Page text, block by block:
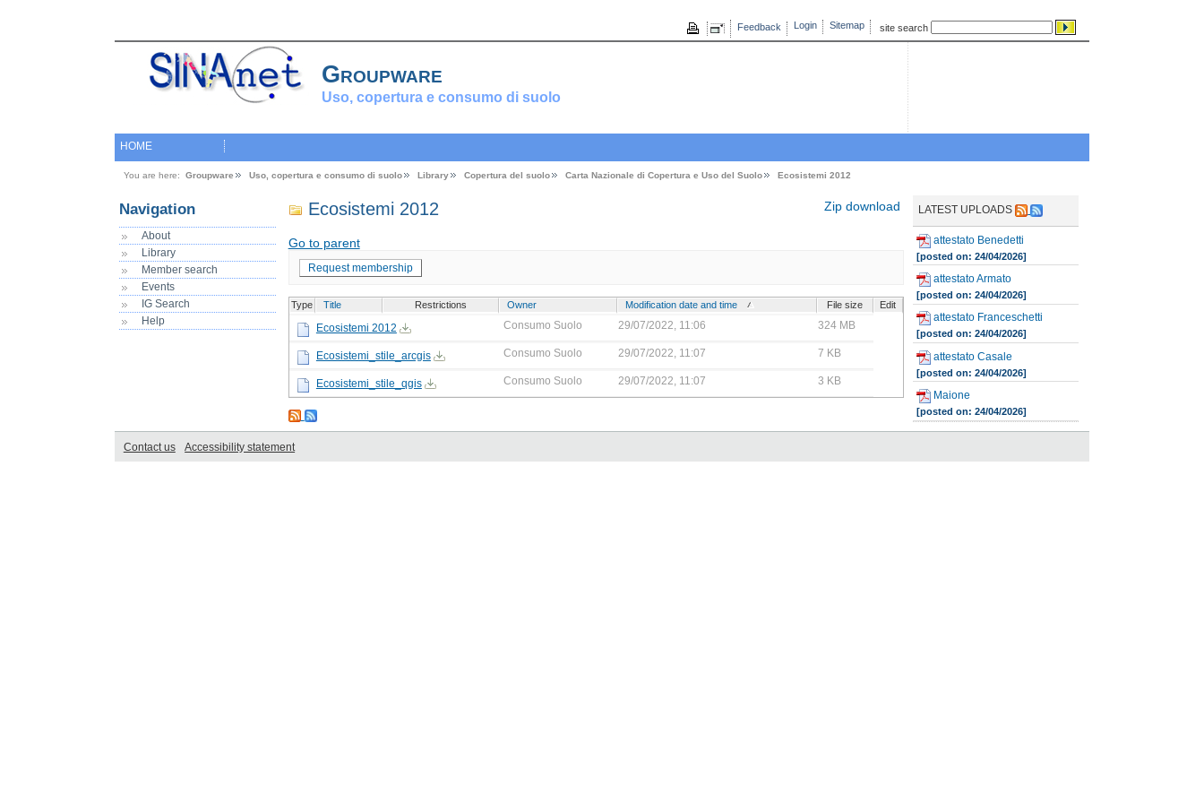
site search
Login Sitemap
Feedback
Groupware
Uso, copertura e consumo di suolo
HOME
You are here: Groupware Uso, copertura e consumo di suolo Library Copertura del suolo Carta Nazionale di Copertura e Uso del Suolo Ecosistemi 2012
Navigation
About
Library
Member search
Events
IG Search
Help
Ecosistemi 2012 Zip download
Go to parent
Request membership
Type Title Restrictions Owner Modification date and time File size Edit
Ecosistemi 2012 Consumo Suolo 29/07/2022, 11:06 324 MB
Ecosistemi_stile_arcgis Consumo Suolo 29/07/2022, 11:07 7 KB
Ecosistemi_stile_qgis Consumo Suolo 29/07/2022, 11:07 3 KB
LATEST UPLOADS
attestato Benedetti
[posted on: 24/04/2026]
attestato Armato
[posted on: 24/04/2026]
attestato Franceschetti
[posted on: 24/04/2026]
attestato Casale
[posted on: 24/04/2026]
Maione
[posted on: 24/04/2026]
Contact us Accessibility statement